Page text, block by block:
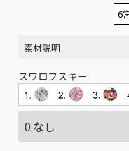
6
素材説明
スワロフスキー